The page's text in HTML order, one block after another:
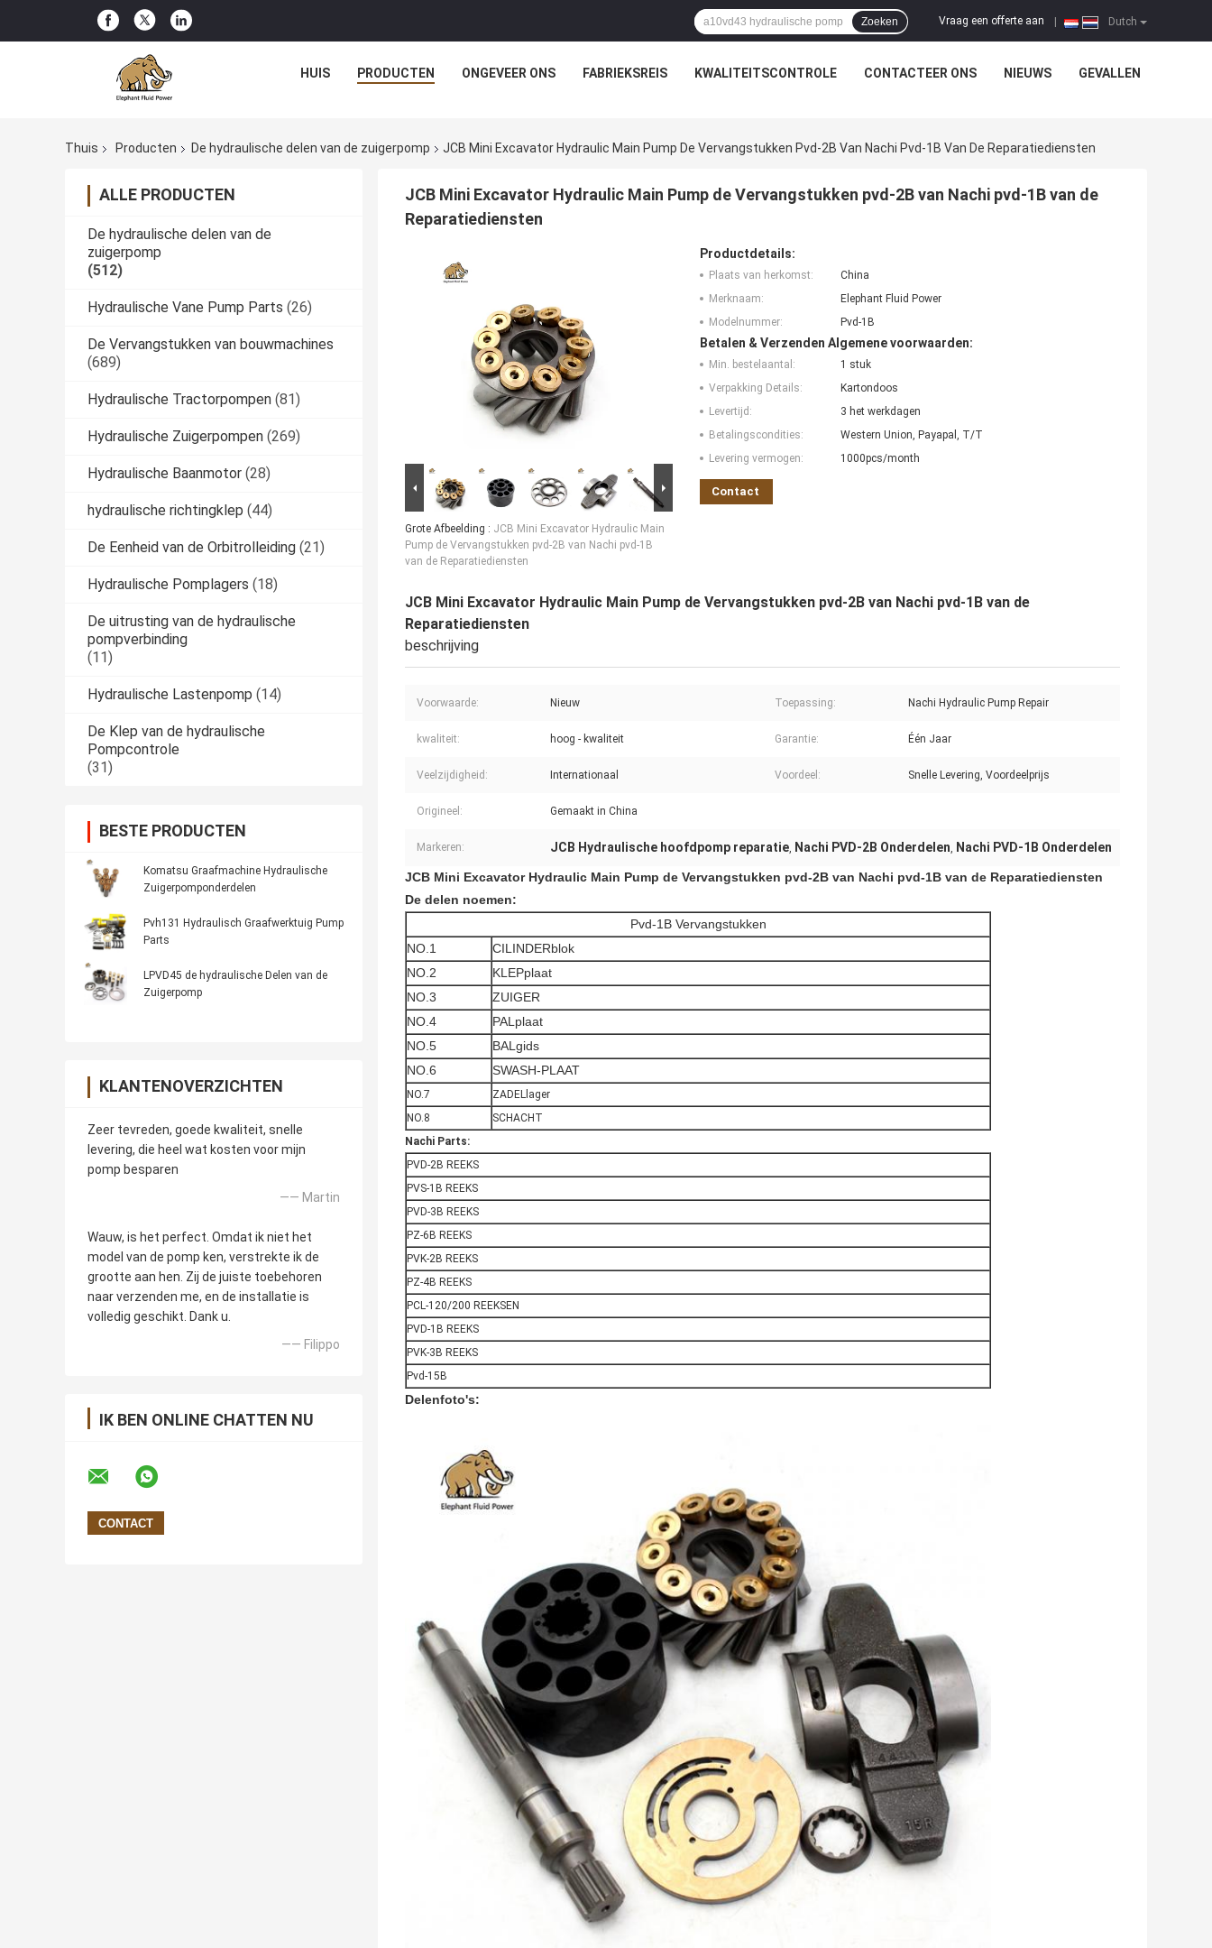
Dutch
Vraag een offerte aan
Zoeken
HUIS PRODUCTEN ONGEVEER ONS FABRIEKSREIS KWALITEITSCONTROLE CONTACTEER ONS NIEUWS GEVALLEN
Thuis Producten De hydraulische delen van de zuigerpomp JCB Mini Excavator Hydraulic Main Pump De Vervangstukken Pvd-2B Van Nachi Pvd-1B Van De Reparatiediensten
ALLE PRODUCTEN
De hydraulische delen van de
zuigerpomp
(512)
Hydraulische Vane Pump Parts (26)
De Vervangstukken van bouwmachines
(689)
Hydraulische Tractorpompen (81)
Hydraulische Zuigerpompen (269)
Hydraulische Baanmotor (28)
hydraulische richtingklep (44)
De Eenheid van de Orbitrolleiding (21)
Hydraulische Pomplagers (18)
De uitrusting van de hydraulische
pompverbinding
(11)
Hydraulische Lastenpomp (14)
De Klep van de hydraulische
Pompcontrole
(31)
BESTE PRODUCTEN
Komatsu Graafmachine Hydraulische
Zuigerpomponderdelen
Pvh131 Hydraulisch Graafwerktuig Pump
Parts
LPVD45 de hydraulische Delen van de
Zuigerpomp
KLANTENOVERZICHTEN
Zeer tevreden, goede kwaliteit, snelle
levering, die heel wat kosten voor mijn
pomp besparen
—— Martin
Wauw, is het perfect. Omdat ik niet het
model van de pomp ken, verstrekte ik de
grootte aan hen. Zij de juiste toebehoren
naar verzenden me, en de installatie is
volledig geschikt. Dank u.
—— Filippo
IK BEN ONLINE CHATTEN NU
JCB Mini Excavator Hydraulic Main Pump de Vervangstukken pvd-2B van Nachi pvd-1B van de
Reparatiediensten
Grote Afbeelding : JCB Mini Excavator Hydraulic Main
Pump de Vervangstukken pvd-2B van Nachi pvd-1B
van de Reparatiediensten
Productdetails:
Plaats van herkomst:
China
Merknaam:
Elephant Fluid Power
Modelnummer:
Pvd-1B
Betalen & Verzenden Algemene voorwaarden:
Min. bestelaantal:
1 stuk
Verpakking Details:
Kartondoos
Levertijd:
3 het werkdagen
Betalingscondities:
Western Union, Payapal, T/T
Levering vermogen:
1000pcs/month
Contact
JCB Mini Excavator Hydraulic Main Pump de Vervangstukken pvd-2B van Nachi pvd-1B van de
Reparatiediensten
beschrijving
Voorwaarde: Nieuw Toepassing: Nachi Hydraulic Pump Repair
kwaliteit: hoog - kwaliteit Garantie: Één Jaar
Veelzijdigheid: Internationaal Voordeel: Snelle Levering, Voordeelprijs
Origineel: Gemaakt in China
Markeren: JCB Hydraulische hoofdpomp reparatie, Nachi PVD-2B Onderdelen, Nachi PVD-1B Onderdelen
JCB Mini Excavator Hydraulic Main Pump de Vervangstukken pvd-2B van Nachi pvd-1B van de Reparatiediensten
De delen noemen:
Pvd-1B Vervangstukken
NO.1
CILINDERblok
NO.2
KLEPplaat
NO.3
ZUIGER
NO.4
PALplaat
NO.5
BALgids
NO.6
SWASH-PLAAT
NO.7
ZADELlager
NO.8
SCHACHT
Nachi Parts:
PVD-2B REEKS
PVS-1B REEKS
PVD-3B REEKS
PZ-6B REEKS
PVK-2B REEKS
PZ-4B REEKS
PCL-120/200 REEKSEN
PVD-1B REEKS
PVK-3B REEKS
Pvd-15B
Delenfoto's: